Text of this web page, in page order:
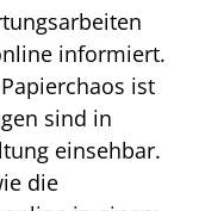
informiert.
ist
sind in
einsehbar.
die